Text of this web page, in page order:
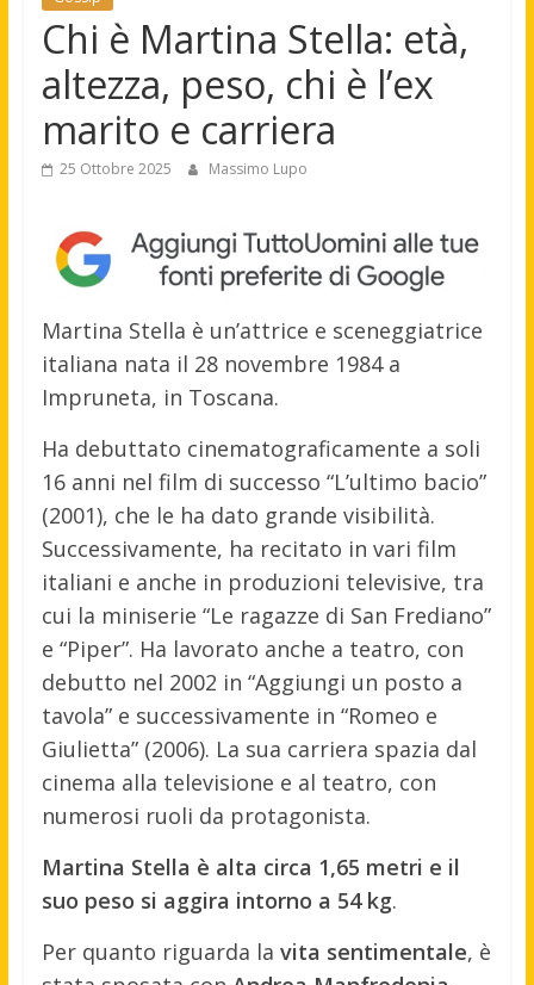
Chi è Martina Stella: età,
altezza, peso, chi è l’ex
marito e carriera
25 Ottobre 2025 Massimo Lupo
Martina Stella è un’attrice e sceneggiatrice
italiana nata il 28 novembre 1984 a
Impruneta, in Toscana.
Ha debuttato cinematograficamente a soli
16 anni nel film di successo “L’ultimo bacio”
(2001), che le ha dato grande visibilità.
Successivamente, ha recitato in vari film
italiani e anche in produzioni televisive, tra
cui la miniserie “Le ragazze di San Frediano”
e “Piper”. Ha lavorato anche a teatro, con
debutto nel 2002 in “Aggiungi un posto a
tavola” e successivamente in “Romeo e
Giulietta” (2006). La sua carriera spazia dal
cinema alla televisione e al teatro, con
numerosi ruoli da protagonista.
Martina Stella è alta circa 1,65 metri e il
suo peso si aggira intorno a 54 kg.
Per quanto riguarda la vita sentimentale, è